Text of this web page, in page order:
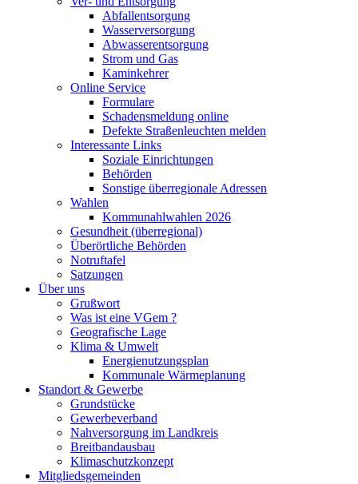
Abfallentsorgung
Wasserversorgung
Abwasserentsorgung
Strom und Gas
Kaminkehrer
Online Service
Formulare
Schadensmeldung online
Defekte Straßenleuchten melden
Interessante Links
Soziale Einrichtungen
Behörden
Sonstige überregionale Adressen
Wahlen
Kommunahlwahlen 2026
Gesundheit (überregional)
Überörtliche Behörden
Notruftafel
Satzungen
Über uns
Grußwort
Was ist eine VGem ?
Geografische Lage
Klima & Umwelt
Energienutzungsplan
Kommunale Wärmeplanung
Standort & Gewerbe
Grundstücke
Gewerbeverband
Nahversorgung im Landkreis
Breitbandausbau
Klimaschutzkonzept
Mitgliedsgemeinden